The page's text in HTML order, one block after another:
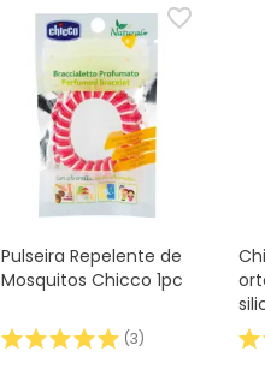
Pulseira Repelente de
Mosquitos Chicco 1pc
(3)